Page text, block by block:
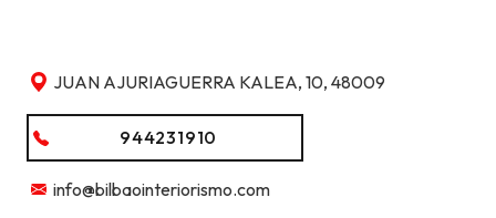
JUAN AJURIAGUERRA KALEA, 10, 48009
944231910
info@bilbaointeriorismo.com